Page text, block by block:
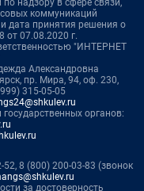
коммуникаций
дата принятия решения о
от 07.08.2020 г.
"ИНТЕРНЕТ
Александровна
пр. Мира, 94, оф. 230,
315-05-05
органов:
8 (800) 200-03-83 (звонок
за достоверность